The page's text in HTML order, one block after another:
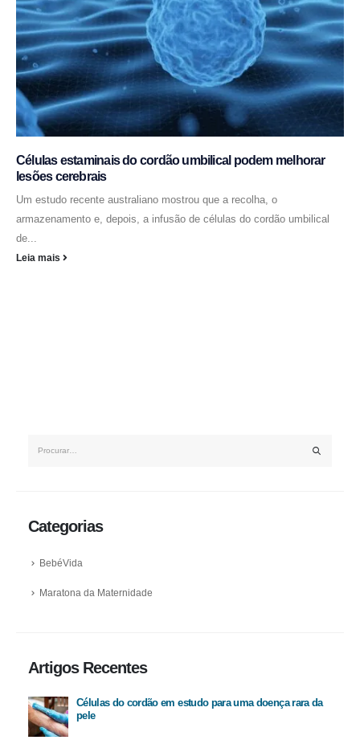
Células estaminais do cordão umbilical podem melhorar
lesões cerebrais
Um estudo recente australiano mostrou que a recolha, o
armazenamento e, depois, a infusão de células do cordão umbilical
de...
Leia mais
Categorias
BebéVida
Maratona da Maternidade
Artigos Recentes
Células do cordão em estudo para uma doença rara da
pele